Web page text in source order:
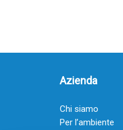
Azienda
Chi siamo
Per l’ambiente